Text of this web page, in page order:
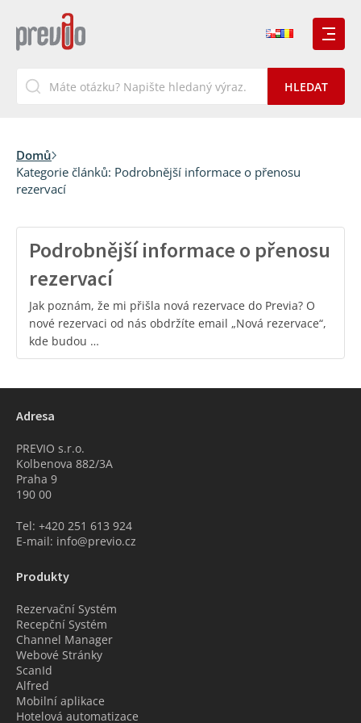
Domů
Kategorie článků: Podrobnější informace o přenosu
rezervací
Podrobnější informace o přenosu
rezervací
Jak poznám, že mi přišla nová rezervace do Previa? O
nové rezervaci od nás obdržíte email „Nová rezervace“,
kde budou …
Adresa
PREVIO s.r.o.
Kolbenova 882/3A
Praha 9
190 00
Tel: +420 251 613 924
E-mail: info@previo.cz
Produkty
Rezervační Systém
Recepční Systém
Channel Manager
Webové Stránky
ScanId
Alfred
Mobilní aplikace
Hotelová automatizace